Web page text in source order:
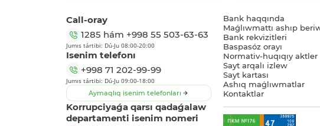
Call-oray
1285 hám +998 55 503-63-63
Jumıs tártibi: Dú-Ju 08:00-20:00
Isenim telefonı
+998 71 202-99-99
Jumıs tártibi: Dú-Ju 09:00-18:00
Aymaqlıq isenim telefonları
Korrupciyaǵa qarsı qadaǵalaw
departamenti isenim nomeri
Bank haqqında
Maǵlıwmattı ashıp
Bank rekvizitleri
Baspasóz orayı
Normativ-huqıqıy aktler
Sayt arqalı izlew
Sayt kartası
Ashıq maǵlıwmatlar
Kontaktlar